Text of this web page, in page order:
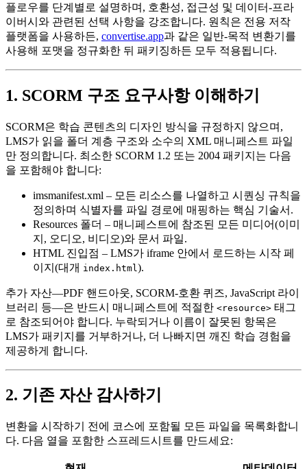
플로우를 단계별로 설명하며, 호환성, 접근성 및 데이터‑프라
이버시와 관련된 선택 사항을 강조합니다. 원칙은 전용 저작
플랫폼을 사용하든, convertise.app과 같은 일반‑목적 변환기를
사용해 포맷을 정규화한 뒤 패키징하든 모두 적용됩니다.
1. SCORM 구조 요구사항 이해하기
SCORM은 학습 콘텐츠의 디자인 방식을 규정하지 않으며,
LMS가 읽을 폴더 계층 구조와 소수의 XML 매니페스트 파일
만 정의합니다. 최소한 SCORM 1.2 또는 2004 패키지는 다음
을 포함해야 합니다:
imsmanifest.xml – 모든 리소스를 나열하고 시퀀싱 규칙을
정의하며 식별자를 파일 경로에 매핑하는 핵심 기술서.
Resources 폴더 – 매니페스트에 참조된 모든 미디어(이미
지, 오디오, 비디오)와 문서 파일.
HTML 진입점 – LMS가 iframe 안에서 로드하는 시작 페
이지(대개 index.html ).
추가 자산—PDF 핸드아웃, SCORM‑호환 퀴즈, JavaScript 라이
브러리 등—은 반드시 매니페스트에 적절한 <resource> 태그
로 참조되어야 합니다. 누락되거나 이름이 잘못된 항목은
LMS가 패키지를 거부하거나, 더 나빠지면 깨진 학습 경험을
제공하게 합니다.
2. 기존 자산 감사하기
변환을 시작하기 전에 코스에 포함될 모든 파일을 목록화합니
다. 다음 열을 포함한 스프레드시트를 만드세요: